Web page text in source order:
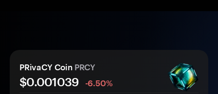
PRivaCY Coin PRCY
$0.001039 -6.50%